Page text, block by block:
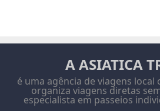
A ASIATICA
é uma agência de viagens local
organiza viagens diretas
especialista em passeios